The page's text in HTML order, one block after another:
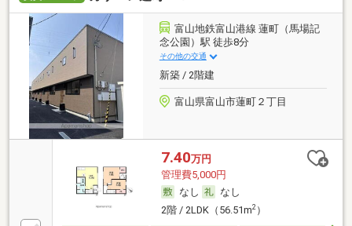
富山地鉄富山港線 蓮町（馬場記
念公園）駅 徒歩8分
その他の交通
新築 / 2階建
富山県富山市蓮町２丁目
7.40万円
管理費5,000円
なし
なし
2階 / 2LDK（56.51m2）